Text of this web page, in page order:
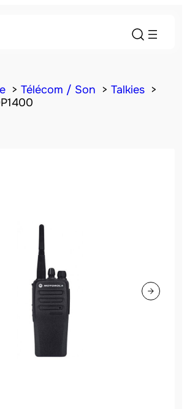
Télécom / Son
Talkies